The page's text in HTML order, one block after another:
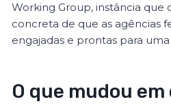
Working Group, instância que
concreta de que as agências
engajadas e prontas para
O que mudou em